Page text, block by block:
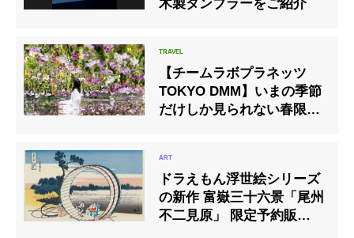
木製タンブラーをご紹介
【チームラボプラネッツ
TOKYO DMM】いまの季節
だけしか見られない春限定
ドラえもん浮世絵シリーズ
の新作 富嶽三十六景「尾州
不二見原」 限定予約販売開